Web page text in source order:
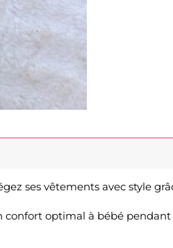
ses vêtements avec style
optimal à bébé